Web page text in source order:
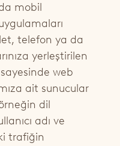
SÜİT
mobil
telefon ya da
yerleştirilen
web
ait sunucular
dil
adı ve
trafiğin